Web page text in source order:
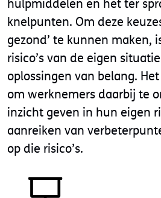
hulpmiddelen en het ter
knelpunten. Om deze
gezond’ te kunnen maken,
risico’s van de eigen
oplossingen van belang.
om werknemers daarbij te
inzicht geven in hun eigen
aanreiken van
op die risico’s.